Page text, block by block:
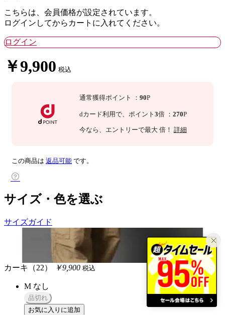
こちらは、会員価格が設定されています。
ログインしてからカートに入れてください。
ログイン
￥9,900 税込
通常獲得ポイント ： 90P
dカード利用で、 ポイント 3倍 ： 270P
今なら 、エントリーで最大 倍！ 詳細
この商品は 返品可能 です。
サイズ・色を選ぶ
サイズガイド
カーキ（22） ￥9,900 税込
M なし
品切れ
お気に入りに追加